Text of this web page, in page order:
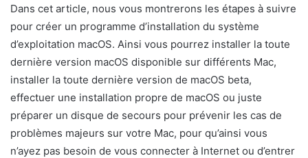
Dans cet article, nous vous montrerons les étapes à suivre
pour créer un programme d’installation du système
d’exploitation macOS. Ainsi vous pourrez installer la toute
dernière version macOS disponible sur différents Mac,
installer la toute dernière version de macOS beta,
effectuer une installation propre de macOS ou juste
préparer un disque de secours pour prévenir les cas de
problèmes majeurs sur votre Mac, pour qu’ainsi vous
n’ayez pas besoin de vous connecter à Internet ou d’entrer